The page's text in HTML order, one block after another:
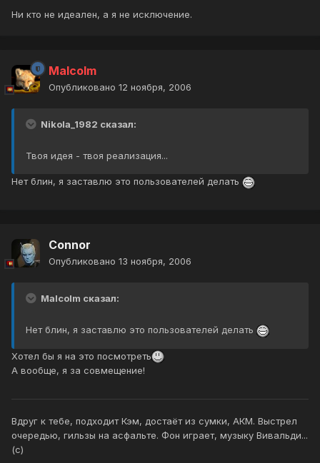
Ни кто не идеален, а я не исключение.
Malcolm
Опубликовано 12 ноября, 2006
Nikola_1982 сказал:
Твоя идея - твоя реализация...
Нет блин, я заставлю это пользователей делать
Connor
Опубликовано 13 ноября, 2006
Malcolm сказал:
Нет блин, я заставлю это пользователей делать
Хотел бы я на это посмотреть
А вообще, я за совмещение!
Вдруг к тебе, подходит Кэм, достаёт из сумки, АКМ. Выстрел
очередью, гильзы на асфальте. Фон играет, музыку Вивальди...
(с)